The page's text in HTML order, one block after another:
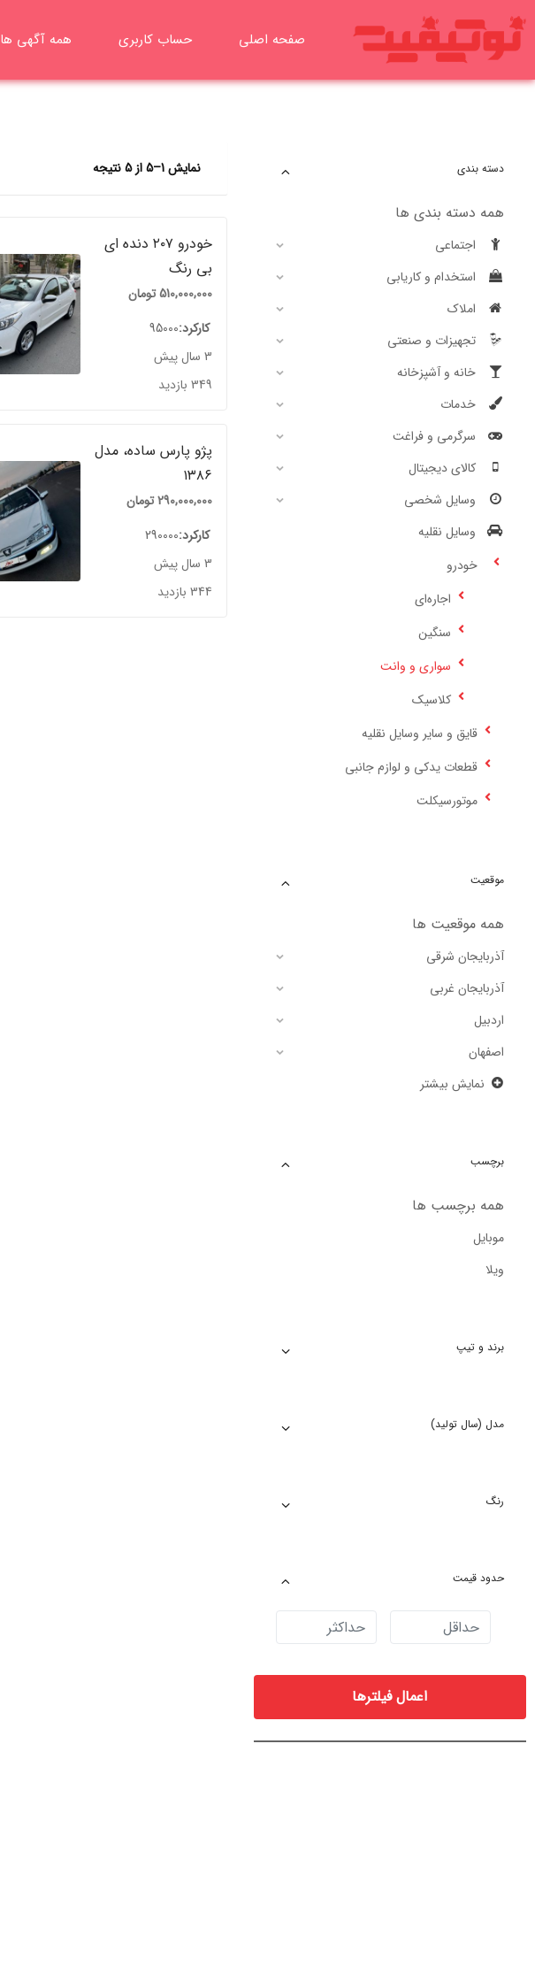
پرش
صفحه اصلی حساب کاربری همه آگهی ها
دسته بندی
همه دسته بندی ها
اجتماعی
استخدام و کاریابی
املاک
تجهیزات و صنعتی
خانه و آشپزخانه
خدمات
سرگرمی و فراغت
کالای دیجیتال
وسایل شخصی
وسایل نقلیه
خودرو
اجاره‌ای
سنگین
سواری و وانت
کلاسیک
قایق و سایر وسایل نقلیه
قطعات یدکی و لوازم جانبی
موتورسیکلت
موقعیت
همه موقعیت ها
آذربایجان شرقی
آذربایجان غربی
اردبیل
اصفهان
نمایش بیشتر
برچسب
همه برچسب ها
موبایل
ویلا
برند و تیپ
مدل (سال تولید)
رنگ
حدود قیمت
اعمال فیلترها
نمایش 1–5 از 5 نتیجه
خودرو ۲۰۷ دنده ای
بی رنگ
510,000,000 تومان
کارکرد 95000
3 سال پیش
349 بازدید
پژو پارس ساده، مدل
۱۳۸۶
290,000,000 تومان
کارکرد 290000
3 سال پیش
344 بازدید